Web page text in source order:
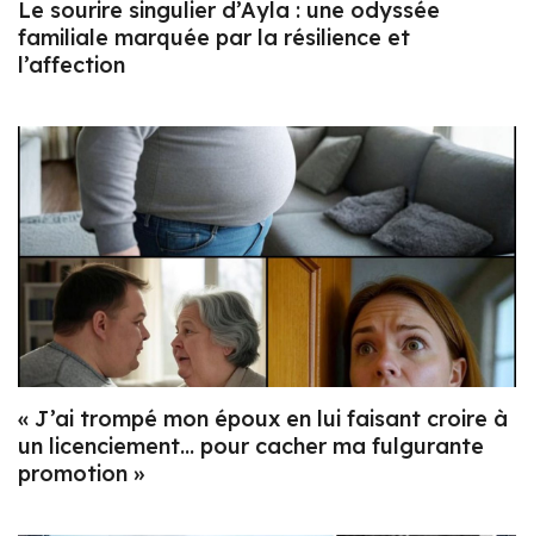
Le sourire singulier d’Ayla : une odyssée
familiale marquée par la résilience et
l’affection
« J’ai trompé mon époux en lui faisant croire à
un licenciement… pour cacher ma fulgurante
promotion »